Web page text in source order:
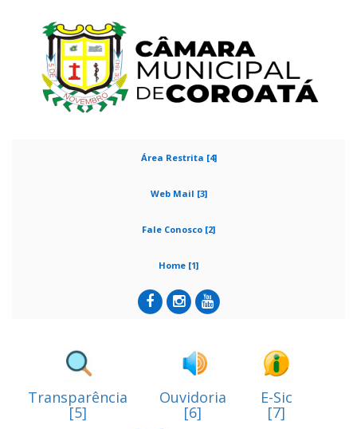
Área Restrita [4]
Web Mail [3]
Fale Conosco [2]
Home [1]
Transparência
[5]
Ouvidoria
[6]
E-Sic
[7]